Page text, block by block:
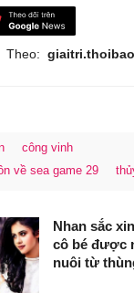
Theo:
công vinh
về sea game 29
Nhan sắc
cô bé được
nuôi từ